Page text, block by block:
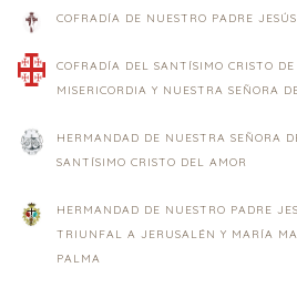
COFRADÍA DE NUESTRO PADRE
COFRADÍA DEL SANTÍSIMO CRISTO
MISERICORDIA Y NUESTRA SEÑORA
HERMANDAD DE NUESTRA SEÑORA
SANTÍSIMO CRISTO DEL AMOR
HERMANDAD DE NUESTRO PADRE
TRIUNFAL A JERUSALÉN Y MARÍA
PALMA